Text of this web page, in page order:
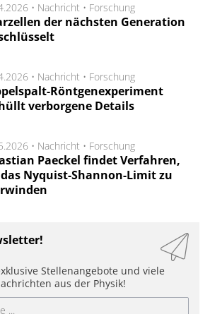
• Nachricht • Forschung
der nächsten Generation
• Nachricht • Forschung
Röntgenexperiment
verborgene Details
• Nachricht • Forschung
Paeckel findet Verfahren,
Nyquist-Shannon-Limit zu
Stellenangebote und viele
aus der Physik!